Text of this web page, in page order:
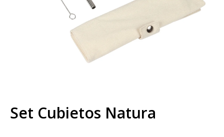
Set Cubietos Natura